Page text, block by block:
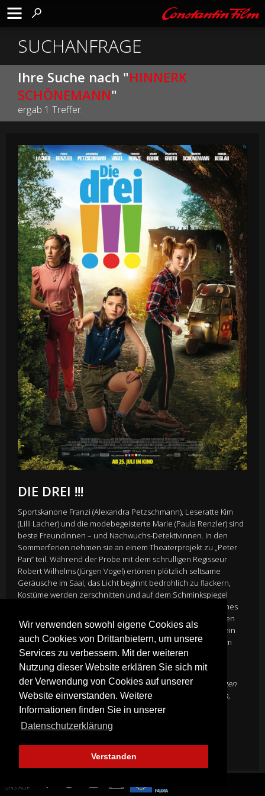
Wir verwenden sowohl eigene Cookies als
auch Cookies von Drittanbietern, um unsere
Services zu verbessern. Mit der weiteren
Nutzung dieser Website erklären Sie sich mit
der Verwendung von Cookies auf unserer
Website einverstanden. Weitere
Informationen finden Sie in unserer
Datenschutzerklärung
Verstanden
SUCHANFRAGE
Ihre Suche nach "HINNERK
SCHÖNEMANN"
ergab 1 Treffer.
DIE DREI !!!
Sportskanone Franzi (Alexandra Petzschmann), Leseratte Kim
(Lilli Lacher) und die modebegeisterte Marie (Paula Renzler) sind
beste Freundinnen – und Nachwuchs-Detektivinnen. In den
Sommerferien nehmen sie an einem Theaterprojekt zu „Peter
Pan“ teil. Während der Probe mit dem schrulligen Regisseur
Robert Wilhelms (Jürgen Vogel) ertönen plötzlich seltsame
Geräusche im Saal, das Licht beginnt bedrohlich zu flackern,
Kostüme werden zerschnitten und auf dem Schminkspiegel
erscheint eine Drohbotschaft. Spukt hier wirklich ein einsames
Phantom und sinnt auf Rache? Doch auch einige der anderen
Workshop-Teilnehmer verhalten sich merkwürdig. Wer hat ein
Motiv, dem Theater zu schaden? Ein neuer Fall für Franzi, Kim
und Marie! Werden DIE DREI !!! das Rätsel lösen?
DirectorViviane Andereggen
Cast Lilli Lacher,Alexandra Petzschmann ,Paula Renzler
Jürgen
Vogel,Thomas Heinze,Hinnerk Schönemann Sylvester Groth,
Bibiana Beglau
Genre:AbenteuerFamily
Mehr Infos
UNS AUF